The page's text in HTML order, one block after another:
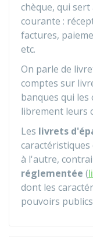
chèque, qui
courante :
factures,
etc.
On parle de
comptes sur
banques qui
librement leurs
Les livrets
à l'autre,
réglementée (
dont les
pouvoirs